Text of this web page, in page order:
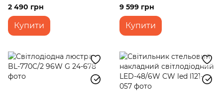
68/40W*2
2 490 грн
Купити
WBL-29C/450W RM
9 599 грн
Купити